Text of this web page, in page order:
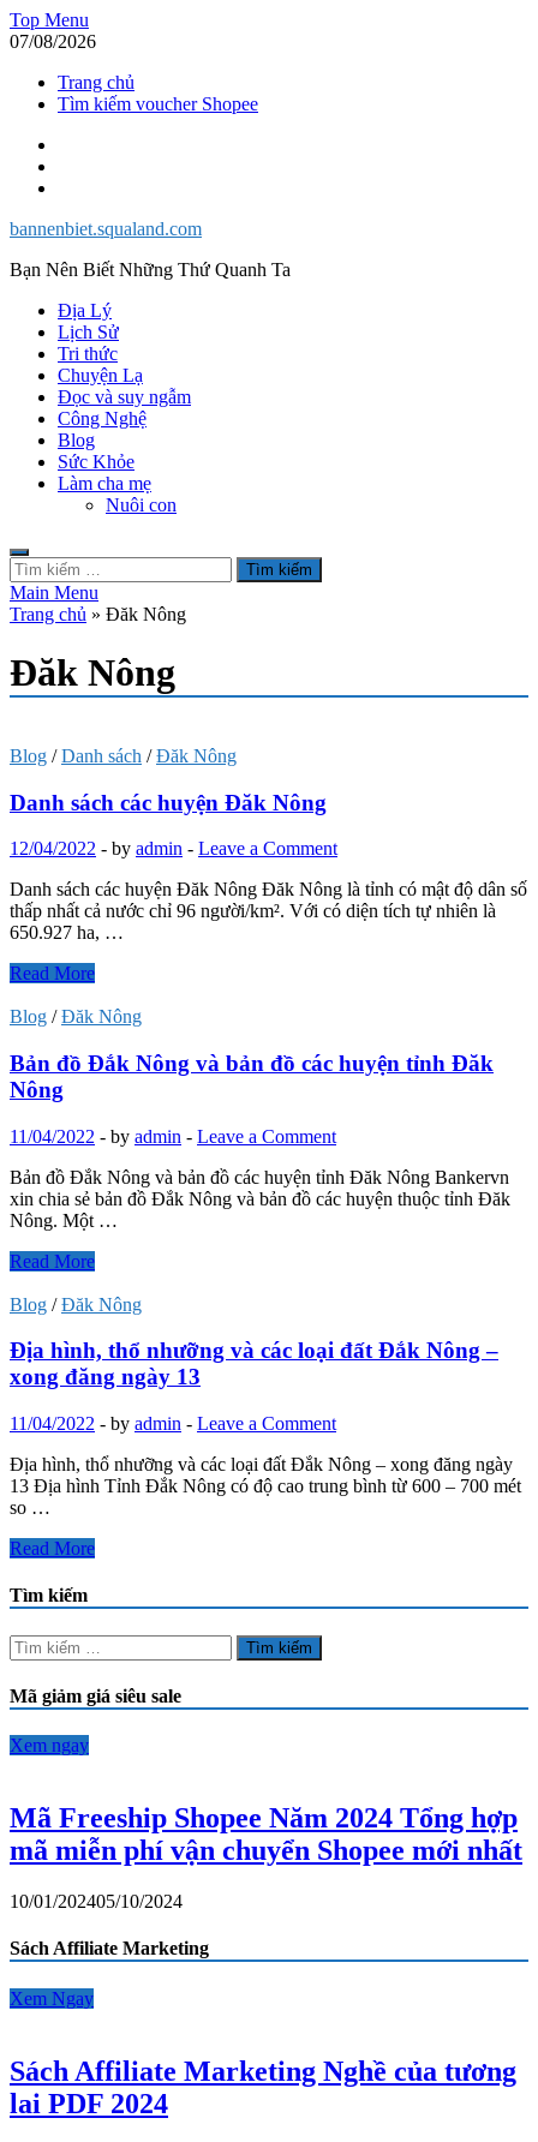
Skip
to
Top Menu
07/08/2026
Trang chủ
Tìm kiếm voucher Shopee
bannenbiet.squaland.com
Bạn Nên Biết Những Thứ Quanh Ta
Địa Lý
Lịch Sử
Tri thức
Chuyện Lạ
Đọc và suy ngẫm
Công Nghệ
Blog
Sức Khỏe
Làm cha mẹ
Nuôi con
Tìm
kiếm
cho:
Main Menu
Trang chủ » Đăk Nông
Đăk Nông
Blog /Danh sách /Đăk Nông
Danh sách các huyện Đăk Nông
12/04/2022 - by admin - Leave a Comment
Danh sách các huyện Đăk Nông Đăk Nông là tỉnh có mật độ dân số
thấp nhất cả nước chỉ 96 người/km². Với có diện tích tự nhiên là
650.927 ha, …
Danh
các
Đăk
Nông
Read More
Blog /Đăk Nông
Bản đồ Đắk Nông và bản đồ các huyện tỉnh Đăk
Nông
11/04/2022 - by admin - Leave a Comment
Bản đồ Đắk Nông và bản đồ các huyện tỉnh Đăk Nông Bankervn
xin chia sẻ bản đồ Đắk Nông và bản đồ các huyện thuộc tỉnh Đăk
Nông. Một …
Bản
Đắk
và
bản
đồ
huyện
tỉnh
Đăk
Nông
Read More
Blog /Đăk Nông
Địa hình, thổ nhưỡng và các loại đất Đắk Nông –
xong đăng ngày 13
11/04/2022 - by admin - Leave a Comment
Địa hình, thổ nhưỡng và các loại đất Đắk Nông – xong đăng ngày
13 Địa hình Tỉnh Đắk Nông có độ cao trung bình từ 600 – 700 mét
so …
Địa
thổ
nhưỡng
và
các
đất
Nông
đăng
ngày
13
Read More
Tìm kiếm
Tìm
kiếm
cho:
Mã giảm giá siêu sale
Xem ngay
Mã Freeship Shopee Năm 2024 Tổng hợp
mã miễn phí vận chuyển Shopee mới nhất
10/01/202405/10/2024
Sách Affiliate Marketing
Xem Ngay
Sách Affiliate Marketing Nghề của tương
lai PDF 2024